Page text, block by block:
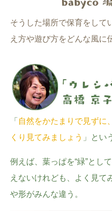
そうした場所で保育をして
え方や遊び方をどんな風に
「 自然をかたまりで見ずに
くり見てみましょう 」とい
例えば、葉っぱを“緑”とし
えないけれども、よく見て
や形がみんな違う。